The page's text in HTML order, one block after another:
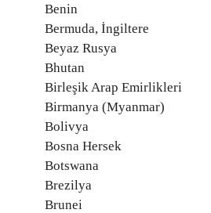
Benin
Bermuda, İngiltere
Beyaz Rusya
Bhutan
Birleşik Arap Emirlikleri
Birmanya (Myanmar)
Bolivya
Bosna Hersek
Botswana
Brezilya
Brunei